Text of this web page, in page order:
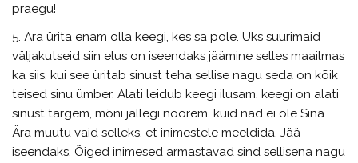
praegu!
5. Ära ürita enam olla keegi, kes sa pole. Üks suurimaid
väljakutseid siin elus on iseendaks jäämine selles maailmas
ka siis, kui see üritab sinust teha sellise nagu seda on kõik
teised sinu ümber. Alati leidub keegi ilusam, keegi on alati
sinust targem, mõni jällegi noorem, kuid nad ei ole Sina.
Ära muutu vaid selleks, et inimestele meeldida. Jää
iseendaks. Õiged inimesed armastavad sind sellisena nagu